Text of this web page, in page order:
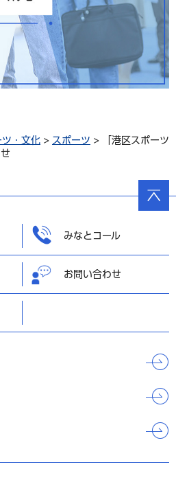
・文化 > スポーツ > 「港区スポーツ
みなとコール
お問い合わせ
ページ
の先頭